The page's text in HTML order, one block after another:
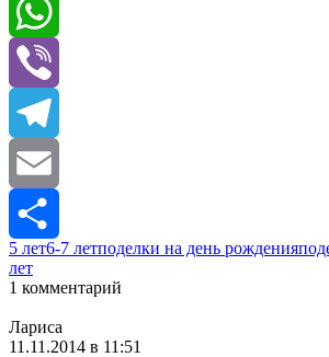
Twitter
WhatsApp
Viber
Telegram
Email
Отправить
5 лет6-7 летподелки на день рождения
лет
1 комментарий
Лариса
11.11.2014 в 11:51